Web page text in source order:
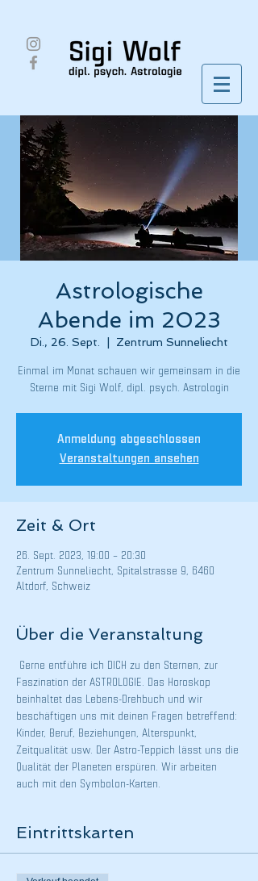
Astrologische
Abende im 2023
Di., 26. Sept. Zentrum Sunneliecht
Einmal im Monat schauen wir gemeinsam in die
Sterne mit Sigi Wolf, dipl. psych. Astrologin
Anmeldung abgeschlossen
Veranstaltungen ansehen
Zeit & Ort
26. Sept. 2023, 19:00 – 20:30
Zentrum Sunneliecht, Spitalstrasse 9, 6460
Altdorf, Schweiz
Über die Veranstaltung
Gerne entführe ich DICH zu den Sternen, zur
Faszination der ASTROLOGIE. Das Horoskop
beinhaltet das Lebens-Drehbuch und wir
beschäftigen uns mit deinen Fragen betreffend:
Kinder, Beruf, Beziehungen, Alterspunkt,
Zeitqualität usw. Der Astro-Teppich lässt uns die
Qualität der Planeten erspüren. Wir arbeiten
auch mit den Symbolon-Karten.
Eintrittskarten